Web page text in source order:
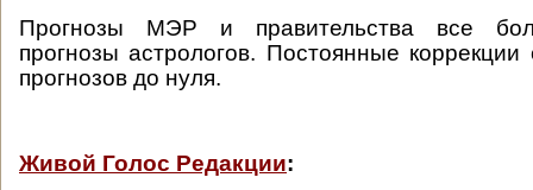
Прогнозы МЭР и правительства все
прогнозы астрологов. Постоянные
прогнозов до нуля.
Живой Голос Редакции: